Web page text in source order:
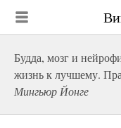
Будда, мозг и
жизнь к лучшему.
Мингьюр Йонге